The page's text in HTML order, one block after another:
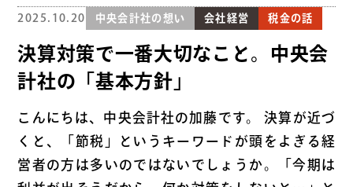
2025.10.20 中央会計社の想い 会社経営 税金の話
決算対策で一番大切なこと。中央会
計社の「基本方針」
こんにちは、中央会計社の加藤です。 決算が近づ
くと、「節税」というキーワードが頭をよぎる経
営者の方は多いのではないでしょうか。「今期は